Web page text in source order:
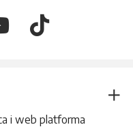
i web platforma